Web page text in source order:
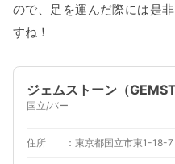
ので、足を運んだ際には是
すね！
ジェムストーン（
国立/バー
住所 東京都国立市東1-18-